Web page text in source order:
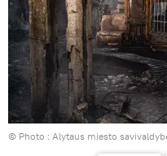
© Photo : Alytaus miesto